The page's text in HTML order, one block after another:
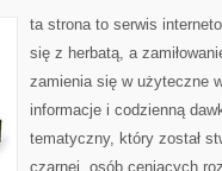
ta strona to serwis
się z herbatą, a
zamienia się w użyteczne
informacje i codzienną
tematyczny, który został
czarnej, osób ceniących